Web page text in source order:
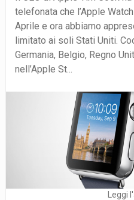
telefonata che l’Apple
Aprile e ora abbiamo
limitato ai soli Stati Uniti.
Germania, Belgio, Regno
nell’Apple St...
Leggi